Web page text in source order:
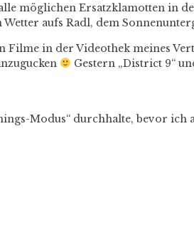
möglichen Ersatzklamotten in
aufs Radl, dem
in der Videothek meines
Gestern „District 9“
Modus“ durchhalte, bevor